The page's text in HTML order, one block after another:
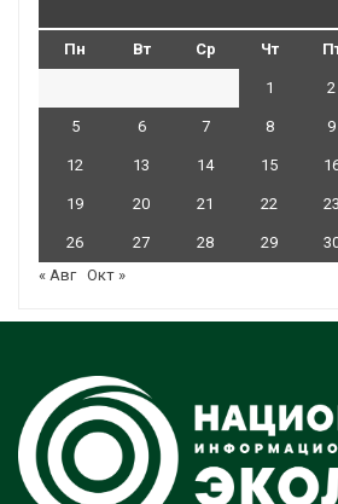
Пн Вт Ср Чт
1 2
5 6 7 8 9
12 13 14 15
19 20 21 22 23
26 27 28 29
« Авг Окт »